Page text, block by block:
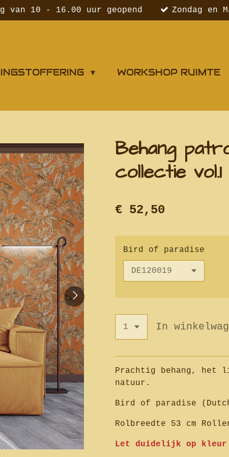
van 10 - 16.00 uur geopend Zondag en
WORKSHOP RUIMTE
Behang
collectie
€ 52,50
Bird of paradise
In
Prachtig behang, het
natuur.
Bird of paradise
Rolbreedte 53 cm
Let duidelijk op kleur